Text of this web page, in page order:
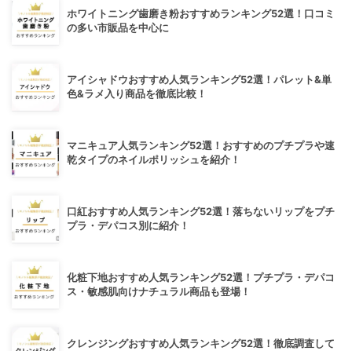
ホワイトニング歯磨き粉おすすめランキング52選！口コミ
の多い市販品を中心に
アイシャドウおすすめ人気ランキング52選！パレット&単
色&ラメ入り商品を徹底比較！
マニキュア人気ランキング52選！おすすめのプチプラや速
乾タイプのネイルポリッシュを紹介！
口紅おすすめ人気ランキング52選！落ちないリップをプチ
プラ・デパコス別に紹介！
化粧下地おすすめ人気ランキング52選！プチプラ・デパコ
ス・敏感肌向けナチュラル商品も登場！
クレンジングおすすめ人気ランキング52選！徹底調査して